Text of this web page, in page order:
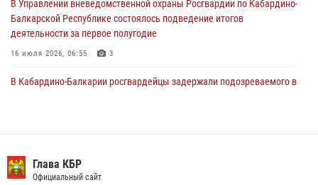
В Управлении вневедомственной охраны Росгвардии по Кабардино-
Балкарской Республике состоялось подведение итогов
деятельности за первое полугодие
16 июля 2026, 06:55 3
В Кабардино-Балкарии росгвардейцы задержали подозреваемого в
округе Росгвардии
09 июля 2026, 08:36
Глава КБР
Официальный сайт